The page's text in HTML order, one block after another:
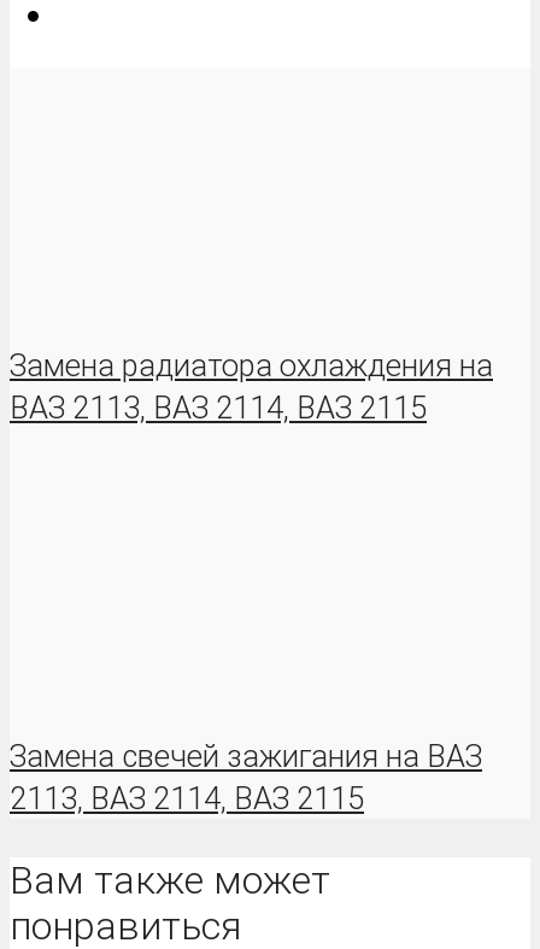
Замена радиатора охлаждения на
ВАЗ 2113, ВАЗ 2114, ВАЗ 2115
Замена свечей зажигания на ВАЗ
2113, ВАЗ 2114, ВАЗ 2115
Вам также может
понравиться